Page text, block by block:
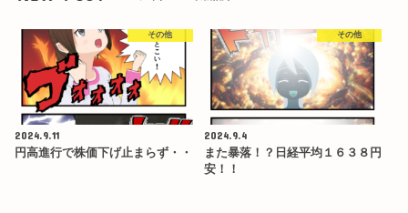
その他
2024.9.11
円高進行で株価下げ止まらず・・
その他
2024.9.4
また暴落！？日経平均１６３８円
安！！